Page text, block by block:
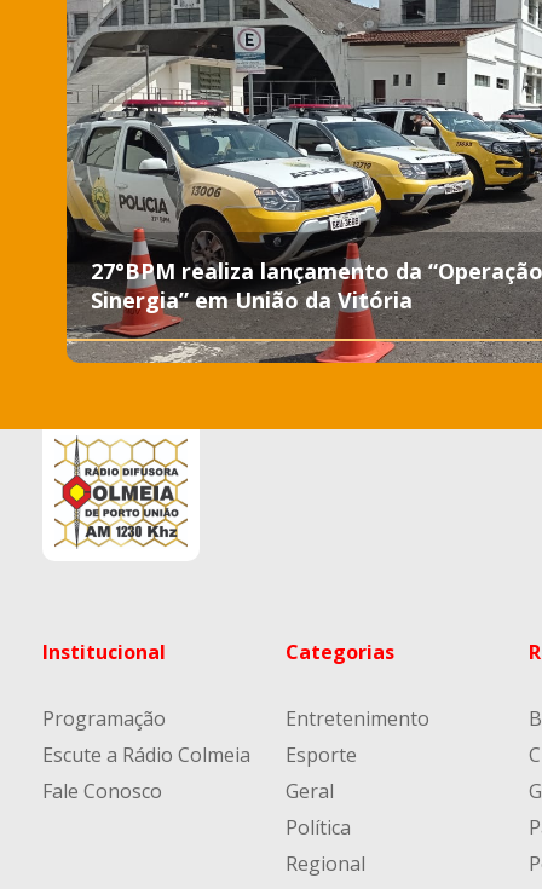
27°BPM realiza lançamento da “Operação
Sinergia” em União da Vitória
Institucional
Programação
Escute a Rádio Colmeia
Fale Conosco
Categorias
Entretenimento
Esporte
Geral
Política
Regional